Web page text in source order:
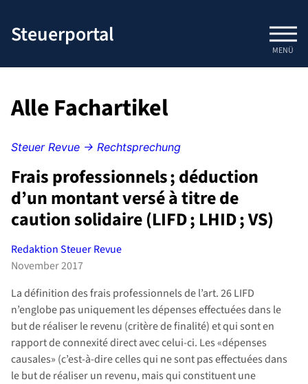
Inhalt
springen
Steuerportal
MENÜ
Alle Fachartikel
Steuer Revue → Rechtsprechung
Frais professionnels ; déduction
d’un montant versé à titre de
caution solidaire (LIFD ; LHID ; VS)
Redaktion Steuer Revue
November 2017
La définition des frais professionnels de l’art. 26 LIFD
n’englobe pas uniquement les dépenses effectuées dans le
but de réaliser le revenu (critère de finalité) et qui sont en
rapport de connexité direct avec celui-ci. Les «dépenses
causales» (c’est-à-dire celles qui ne sont pas effectuées dans
le but de réaliser un revenu, mais qui constituent une